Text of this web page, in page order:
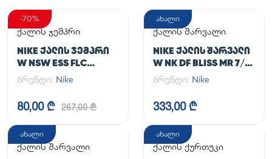
-70%
ქალის ჯემპრი
NIKE ᲥᲐᲚᲘᲡ ᲯᲔᲛᲞᲠᲘ
W NSW ESS FLC
HOODIE CLCTN RE
ბრენდი: Nike
80,00 ₾ 267,00 ₾
ახალი
ქალის შარვალი
NIKE ᲥᲐᲚᲘᲡ ᲨᲐᲠᲕᲐᲚᲘ
W NK DF BLISS MR 7/8
JOGGER
ბრენდი: Nike
333,00 ₾
ახალი
ქალის შარვალი
ახალი
ქალის ქურთუკი